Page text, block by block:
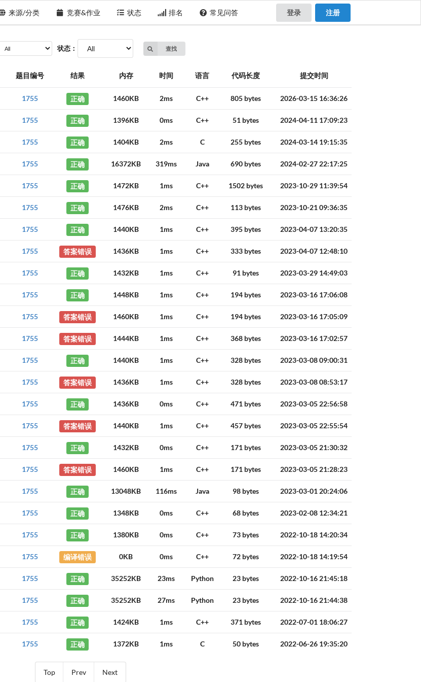
来源/分类 竞赛&作业 状态 排名 常见问答 登录 注册
状态： 查找
题目编号 结果 内存 时间 语言 代码长度 提交时间
1755 正确 1460KB 2ms C++ 805 bytes 2026-03-15 16:36:26
1755 正确 1396KB 0ms C++ 51 bytes 2024-04-11 17:09:23
1755 正确 1404KB 2ms C 255 bytes 2024-03-14 19:15:35
1755 正确 16372KB 319ms Java 690 bytes 2024-02-27 22:17:25
1755 正确 1472KB 1ms C++ 1502 bytes 2023-10-29 11:39:54
1755 正确 1476KB 2ms C++ 113 bytes 2023-10-21 09:36:35
1755 正确 1440KB 1ms C++ 395 bytes 2023-04-07 13:20:35
1755 答案错误 1436KB 1ms C++ 333 bytes 2023-04-07 12:48:10
1755 正确 1432KB 1ms C++ 91 bytes 2023-03-29 14:49:03
1755 正确 1448KB 1ms C++ 194 bytes 2023-03-16 17:06:08
1755 答案错误 1460KB 1ms C++ 194 bytes 2023-03-16 17:05:09
1755 答案错误 1444KB 1ms C++ 368 bytes 2023-03-16 17:02:57
1755 正确 1440KB 1ms C++ 328 bytes 2023-03-08 09:00:31
1755 答案错误 1436KB 1ms C++ 328 bytes 2023-03-08 08:53:17
1755 正确 1436KB 0ms C++ 471 bytes 2023-03-05 22:56:58
1755 答案错误 1440KB 1ms C++ 457 bytes 2023-03-05 22:55:54
1755 正确 1432KB 0ms C++ 171 bytes 2023-03-05 21:30:32
1755 答案错误 1460KB 1ms C++ 171 bytes 2023-03-05 21:28:23
1755 正确 13048KB 116ms Java 98 bytes 2023-03-01 20:24:06
1755 正确 1348KB 0ms C++ 68 bytes 2023-02-08 12:34:21
1755 正确 1380KB 0ms C++ 73 bytes 2022-10-18 14:20:34
1755 编译错误 0KB 0ms C++ 72 bytes 2022-10-18 14:19:54
1755 正确 35252KB 23ms Python 23 bytes 2022-10-16 21:45:18
1755 正确 35252KB 27ms Python 23 bytes 2022-10-16 21:44:38
1755 正确 1424KB 1ms C++ 371 bytes 2022-07-01 18:06:27
1755 正确 1372KB 1ms C 50 bytes 2022-06-26 19:35:20
Top Prev Next